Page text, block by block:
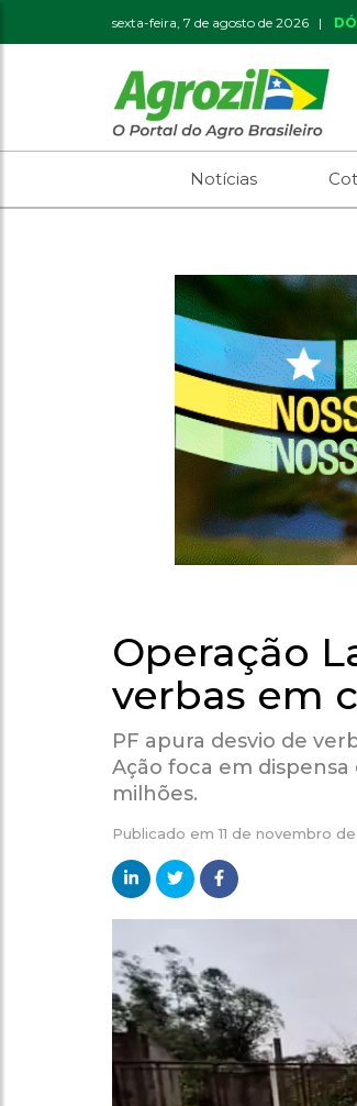
sexta-feira, 7 de agosto de 2026 |
Notícias
Operação
verbas em
PF apura desvio de
Ação foca em
milhões.
Publicado em11 de novembro